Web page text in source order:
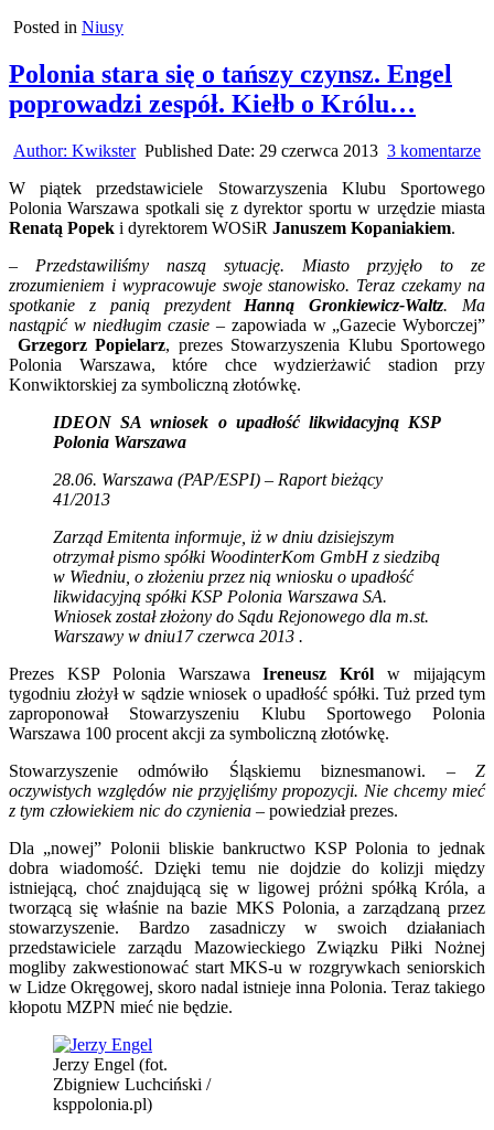
Posted in Niusy
Polonia stara się o tańszy czynsz. Engel
poprowadzi zespół. Kiełb o Królu…
Author: Kwikster Published Date: 29 czerwca 2013 3 komentarze
o
W piątek przedstawiciele Stowarzyszenia Klubu Sportowego
Polonia Warszawa spotkali się z dyrektor sportu w urzędzie miasta
Renatą Popek i dyrektorem WOSiR Januszem Kopaniakiem.
– Przedstawiliśmy naszą sytuację. Miasto przyjęło to ze
zrozumieniem i wypracowuje swoje stanowisko. Teraz czekamy na
spotkanie z panią prezydent Hanną Gronkiewicz-Waltz. Ma
nastąpić w niedługim czasie – zapowiada w „Gazecie Wyborczej”
Grzegorz Popielarz, prezes Stowarzyszenia Klubu Sportowego
Polonia Warszawa, które chce wydzierżawić stadion przy
Konwiktorskiej za symboliczną złotówkę.
IDEON SA wniosek o upadłość likwidacyjną KSP
Polonia Warszawa
28.06. Warszawa (PAP/ESPI) – Raport bieżący
41/2013
Zarząd Emitenta informuje, iż w dniu dzisiejszym
otrzymał pismo spółki WoodinterKom GmbH z siedzibą
w Wiedniu, o złożeniu przez nią wniosku o upadłość
likwidacyjną spółki KSP Polonia Warszawa SA.
Wniosek został złożony do Sądu Rejonowego dla m.st.
Warszawy w dniu17 czerwca 2013 .
Prezes KSP Polonia WarszawaIreneusz Król w mijającym
tygodniu złożył w sądzie wniosek o upadłość spółki. Tuż przed tym
zaproponował Stowarzyszeniu Klubu Sportowego Polonia
Warszawa 100 procent akcji za symboliczną złotówkę.
Stowarzyszenie odmówiło Śląskiemu biznesmanowi. – Z
oczywistych względów nie przyjęliśmy propozycji. Nie chcemy mieć
z tym człowiekiem nic do czynienia – powiedział prezes.
Dla „nowej” Polonii bliskie bankructwo KSP Polonia to jednak
dobra wiadomość. Dzięki temu nie dojdzie do kolizji między
istniejącą, choć znajdującą się w ligowej próżni spółką Króla, a
tworzącą się właśnie na bazie MKS Polonia, a zarządzaną przez
stowarzyszenie. Bardzo zasadniczy w swoich działaniach
przedstawiciele zarządu Mazowieckiego Związku Piłki Nożnej
mogliby zakwestionować start MKS-u w rozgrywkach seniorskich
w Lidze Okręgowej, skoro nadal istnieje inna Polonia. Teraz takiego
kłopotu MZPN mieć nie będzie.
Jerzy Engel (fot.
Zbigniew Luchciński /
ksppolonia.pl)